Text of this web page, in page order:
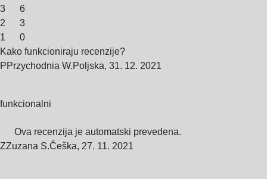
3
6
2
3
1
0
Kako funkcioniraju recenzije?
PPrzychodnia W.Poljska, 31. 12. 2021
funkcionalni
Ova recenzija je automatski prevedena.
ZZuzana S.Češka, 27. 11. 2021